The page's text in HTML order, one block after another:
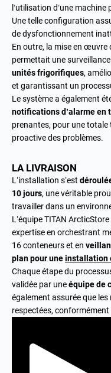
l’utilisation d’une machine
Une telle configuration
de dysfonctionnement
En outre, la mise en œuvre
permettait une
unités frigorifiques,
et garantissant un
Le système a également
notifications d’alarme en
prenantes, pour une totale
proactive des problèmes.
LA LIVRAISON
L’installation s’est
10 jours, une véritable
travailler dans un
L’équipe TITAN
expertise en orchestrant
16 conteneurs et en
plan pour uneinstallation
Chaque étape du
validée par uneéquipe de
également assurée que
respectées,